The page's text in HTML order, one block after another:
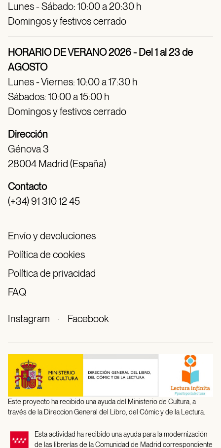
Lunes - Sábado: 10:00 a 20:30 h
Domingos y festivos cerrado
HORARIO DE VERANO 2026 - Del 1 al 23 de
AGOSTO
Lunes - Viernes: 10:00 a 17:30 h
Sábados: 10:00 a 15:00 h
Domingos y festivos cerrado
Dirección
Génova 3
28004 Madrid (España)
Contacto
(+34) 91 310 12 45
Envío y devoluciones
Política de cookies
Política de privacidad
FAQ
Instagram · Facebook
Este proyecto ha recibido una ayuda del Ministerio de Cultura, a
través de la Direccion General del Libro, del Cómic y de la Lectura.
Esta actividad ha recibido una ayuda para la modernización
de las librerías de la Comunidad de Madrid correspondiente